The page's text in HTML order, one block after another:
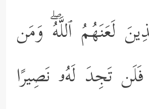
لَعَنَهُمُ ٱللَّهُۖ وَمَن
فَلَن تَجِدَ لَهُۥ نَصِیرًا